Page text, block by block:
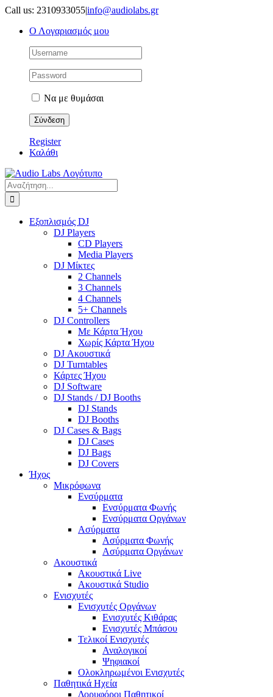
Μετάβαση
περιεχόμενο
Call us: 2310933055|info@audiolabs.gr
Ο Λογαριασμός μου
Να με θυμάσαι
Register
Καλάθι
Αναζήτηση
για:
Εξοπλισμός DJ
DJ Players
CD Players
Media Players
DJ Μίκτες
2 Channels
3 Channels
4 Channels
5+ Channels
DJ Controllers
Με Κάρτα Ήχου
Χωρίς Κάρτα Ήχου
DJ Ακουστικά
DJ Turntables
Κάρτες Ήχου
DJ Software
DJ Stands / DJ Booths
DJ Stands
DJ Booths
DJ Cases & Bags
DJ Cases
DJ Bags
DJ Covers
Ήχος
Μικρόφωνα
Ενσύρματα
Ενσύρματα Φωνής
Ενσύρματα Οργάνων
Ασύρματα
Ασύρματα Φωνής
Ασύρματα Οργάνων
Ακουστικά
Ακουστικά Live
Ακουστικά Studio
Ενισχυτές
Ενισχυτές Οργάνων
Ενισχυτές Κιθάρας
Ενισχυτές Μπάσου
Τελικοί Ενισχυτές
Αναλογικοί
Ψηφιακοί
Ολοκληρωμένοι Ενισχυτές
Παθητικά Ηχεία
Δορυφόροι Παθητικοί